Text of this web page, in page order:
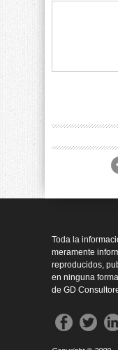
Toda la
meramente
reproducidos,
en ninguna
de GD